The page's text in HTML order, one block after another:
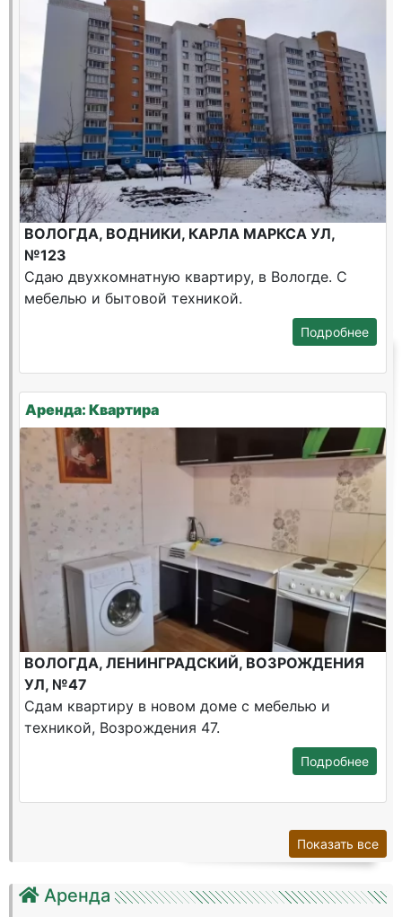
Аренда
ВОЛОГДА, ВОДНИКИ, КАРЛА МАРКСА УЛ,
№123
Сдаю двухкомнатную квартиру, в Вологде. С
мебелью и бытовой техникой.
Подробнее
Аренда: Квартира
ВОЛОГДА, ЛЕНИНГРАДСКИЙ, ВОЗРОЖДЕНИЯ
УЛ, №47
Сдам квартиру в новом доме с мебелью и
техникой, Возрождения 47.
Подробнее
Показать все